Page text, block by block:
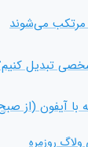
مرتکب می‌شوند
شخصی تبدیل
با آیفون (از
روزمره